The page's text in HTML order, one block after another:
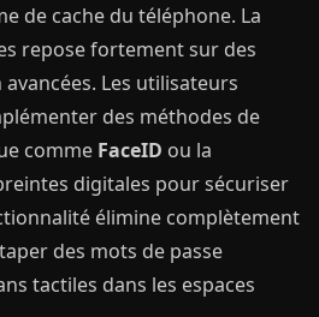
de cache du téléphone. La
repose fortement sur des
Les utilisateurs
des méthodes de
comme FaceID ou la
digitales pour sécuriser
élimine complètement
des mots de passe
tactiles dans les espaces